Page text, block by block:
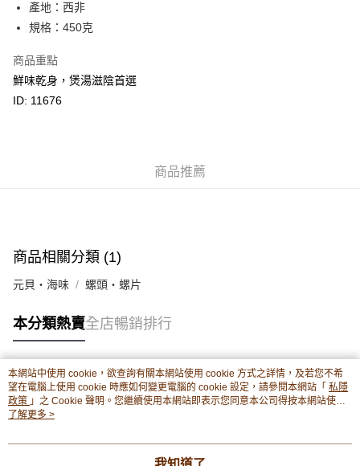
WeChat Pay
BoC Pay
其他轉帳方式
相關說明
並WhatsApp 90174144 或電郵eshop@premierfood.com.hk，我們在收到
順豐智能櫃(智能櫃取件要視乎包裹尺寸限制，如包裹過大，
每筆HK$80.00，滿HK$380.00或以上免運費
滿$380免運費 - 送貨到家(3-5個工作天內送達)
每筆HK$80.00，滿HK$380.00或以上免運費
付款後門市自取 (3-6天可到店取) (取貨請自備購物袋)
產地：西非
規格：450克
商品重點
鮮味乾身，煲湯滋陰首選
ID: 11676
商品推薦
商品相關分類 (1)
元貝・海味 螺頭・螺片
本分類熱賣全店暢銷排行
熱門標籤
熱銷排行
本網站中使用 cookie，欲查詢有關本網站使用 cookie 方式之詳情，及若您不希
望在電腦上使用 cookie 時應如何變更電腦的 cookie 設定，請參閱本網站「 私隱
政策 」之 Cookie 聲明。您繼續使用本網站即表示您同意本公司得按本網站使用
條款之 Cookie 聲明使用 cookie。
了解更多 >